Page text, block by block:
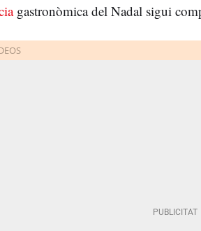
gastronòmica del Nadal sigui